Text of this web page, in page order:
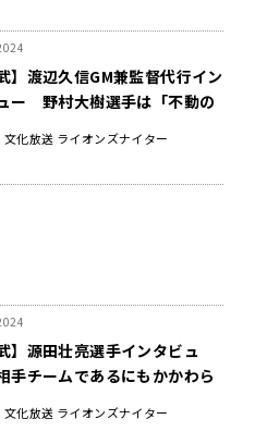
】渡辺久信GM兼監督代行イン
ー 野村大樹選手は「不動の
うか本当に勝負強い」
文化放送 ライオンズナイター
】源田壮亮選手インタビュ
チームであるにもかかわら
セレモニーに参加した理由と
文化放送 ライオンズナイター